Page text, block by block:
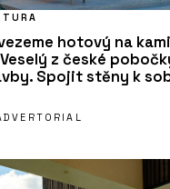
hotový na
z české
Spojit stěny k